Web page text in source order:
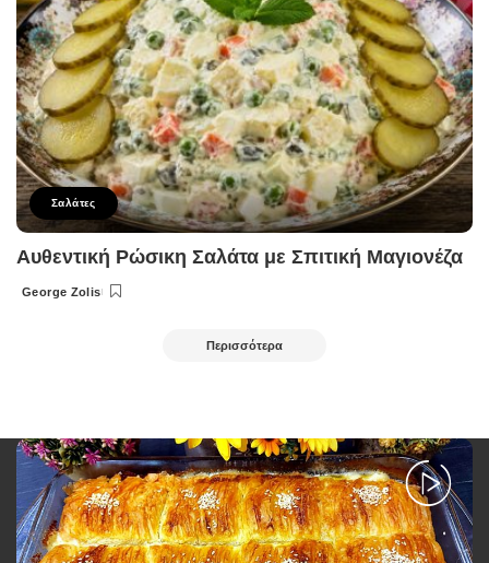
Σαλάτες
Αυθεντική Ρώσικη Σαλάτα με Σπιτική Μαγιονέζα
Posted
George Zolis
Περισσότερα